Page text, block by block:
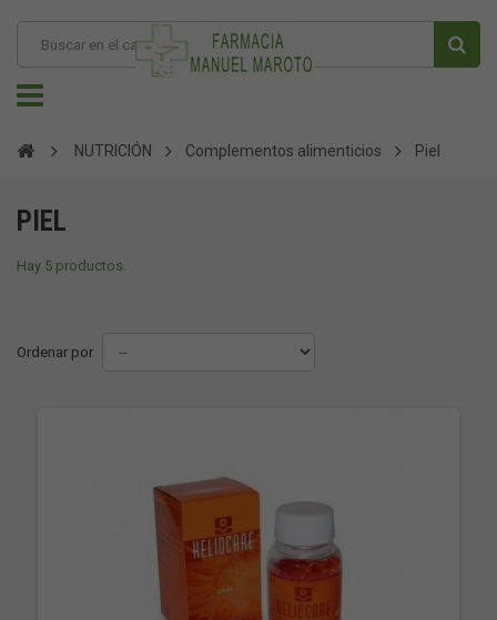
NUTRICIÓN Complementos alimenticios Piel
PIEL
Hay 5 productos.
Ordenar por